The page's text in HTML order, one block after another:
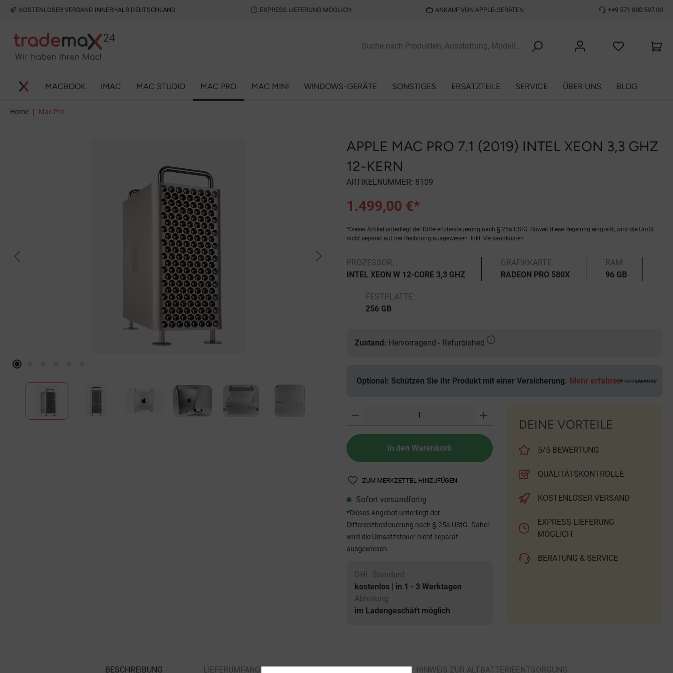
Zur Hauptnavigation springen
KOSTENLOSER VERSAND INNERHALB DEUTSCHLAND EXPRESS LIEFERUNG MÖGLICH ANKAUF VON APPLE-GERÄTEN +49 571 880 597 00
MACBOOK IMAC MAC STUDIO MAC PRO MAC MINI WINDOWS-GERÄTE SONSTIGES ERSATZTEILE SERVICE ÜBER UNS BLOG
Home | Mac Pro
APPLE MAC PRO 7.1 (2019) INTEL XEON 3,3 GHZ
12-KERN
ARTIKELNUMMER: 8109
1.499,00 €*
*Dieser Artikel unterliegt der Differenzbesteuerung nach § 25a UStG. Soweit diese Regelung eingreift, wird die UmSt.
nicht separat auf der Rechnung ausgewiesen. Inkl. Versandkosten
PROZESSOR:
INTEL XEON W 12-CORE 3,3 GHZ
RAM:
96 GB
FESTPLATTE:
256 GB
GRAFIKKARTE:
RADEON PRO 580X
Zustand: Hervorragend - Refurbished
Optional: Schützen Sie Ihr Produkt mit einer Versicherung. Mehr erfahren
In den Warenkorb
ZUM MERKZETTEL HINZUFÜGEN
Sofort versandfertig
*Dieses Angebot unterliegt der
Differenzbesteuerung nach § 25a UStG. Daher
wird die Umsatzsteuer nicht separat
ausgewiesen.
DHL Standard
kostenlos | in 1 - 3 Werktagen
Abholung
im Ladengeschäft möglich
DEINE VORTEILE
5/5 BEWERTUNG
QUALITÄTSKONTROLLE
KOSTENLOSER VERSAND
EXPRESS LIEFERUNG
MÖGLICH
BERATUNG & SERVICE
BESCHREIBUNG LIEFERUMFANG TECHNISCHE DATEN HINWEIS ZUR ALTBATTERIEENTSORGUNG